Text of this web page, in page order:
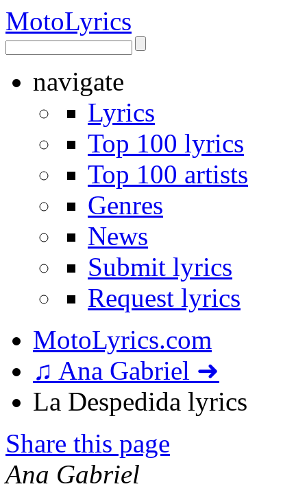
MotoLyrics
navigate
Lyrics
Top 100 lyrics
Top 100 artists
Genres
News
Submit lyrics
Request lyrics
MotoLyrics.com
♫ Ana Gabriel ➜
La Despedida lyrics
Share this page
Ana Gabriel